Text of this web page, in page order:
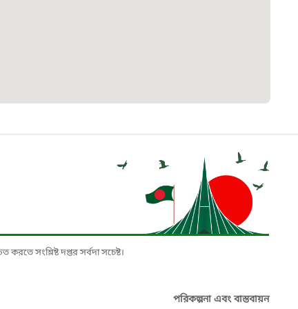
কল্যাণ বোর্ড হটলাইন
সংশ্লিষ্ট দপ্তর সর্বদা সচেষ্ট।
পরিকল্পনা এবং বাস্তবায়ন